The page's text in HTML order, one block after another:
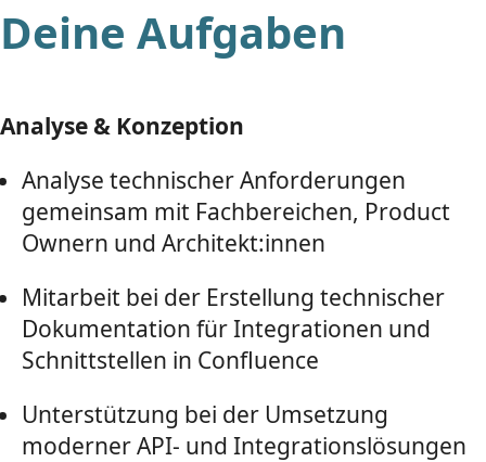
Deine Aufgaben
Analyse & Konzeption
Analyse technischer Anforderungen
gemeinsam mit Fachbereichen, Product
Ownern und Architekt:innen
Mitarbeit bei der Erstellung technischer
Dokumentation für Integrationen und
Schnittstellen in Confluence
Unterstützung bei der Umsetzung
moderner API- und Integrationslösungen